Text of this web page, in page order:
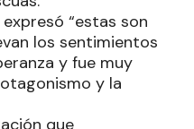
“estas son
los sentimientos
y fue muy
y la
que